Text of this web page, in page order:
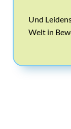
Und
Welt in